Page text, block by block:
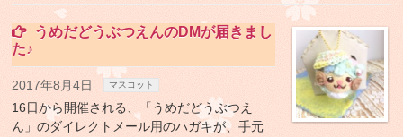
うめだどうぶつえんのDMが届きまし
た♪
2017年8月4日 マスコット
16日から開催される、「うめだどうぶつえ
ん」のダイレクトメール用のハガキが、手元